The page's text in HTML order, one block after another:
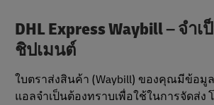
DHL Express Waybill – จํา
ชิปเมนต์
ใบตราส่งสินค้า (Waybill) ของคุณมีข้อมู
แอลจําเป็นต้องทราบเพื่อใช้ในการจัดส่ง